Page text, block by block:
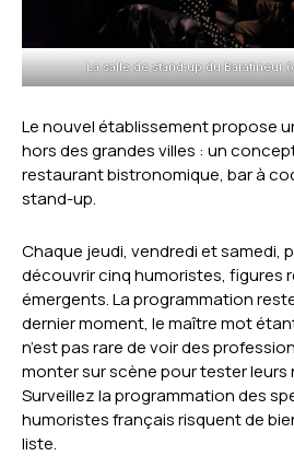
La salle de stand-up du Baratineur
Le nouvel établissement propose
hors des grandes villes : un
restaurant bistronomique, bar à
stand-up.
Chaque jeudi, vendredi et samedi,
découvrir cinq humoristes, figures
émergents. La programmation
dernier moment, le maître mot
n’est pas rare de voir des
monter sur scène pour tester leurs
Surveillez la programmation des
humoristes français risquent de
liste.